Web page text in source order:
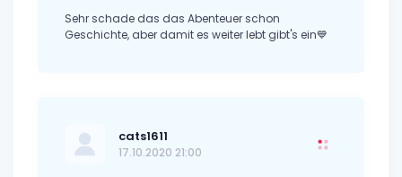
Sehr schade das das Abenteuer schon
Geschichte, aber damit es weiter lebt gibt's ein💙
cats1611
17.10.2020 21:00